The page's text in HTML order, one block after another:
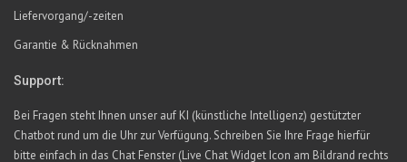
Liefervorgang/-zeiten
Garantie & Rücknahmen
Support:
Bei Fragen steht Ihnen unser auf KI (künstliche Intelligenz) gestützter
Chatbot rund um die Uhr zur Verfügung. Schreiben Sie Ihre Frage hierfür
bitte einfach in das Chat Fenster (Live Chat Widget Icon am Bildrand rechts